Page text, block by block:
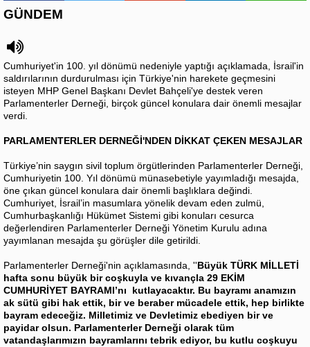
GÜNDEM
Cumhuriyet'in 100. yıl dönümü nedeniyle yaptığı açıklamada, İsrail'in
saldırılarının durdurulması için Türkiye'nin harekete geçmesini
isteyen MHP Genel Başkanı Devlet Bahçeli'ye destek veren
Parlamenterler Derneği, birçok güncel konulara dair önemli mesajlar
verdi.
PARLAMENTERLER DERNEĞİ'NDEN DİKKAT ÇEKEN MESAJLAR
Türkiye’nin saygın sivil toplum örgütlerinden Parlamenterler Derneği,
Cumhuriyetin 100. Yıl dönümü münasebetiyle yayımladığı mesajda,
öne çıkan güncel konulara dair önemli başlıklara değindi.
Cumhuriyet, İsrail’in masumlara yönelik devam eden zulmü,
Cumhurbaşkanlığı Hükümet Sistemi gibi konuları cesurca
değerlendiren Parlamenterler Derneği Yönetim Kurulu adına
yayımlanan mesajda şu görüşler dile getirildi.
Parlamenterler Derneği'nin açıklamasında, ''Büyük TÜRK MİLLETİ
hafta sonu büyük bir coşkuyla ve kıvançla 29 EKİM
CUMHURİYET BAYRAMI’nı kutlayacaktır. Bu bayramı anamızın
ak sütü gibi hak ettik, bir ve beraber mücadele ettik, hep birlikte
bayram edeceğiz. Milletimiz ve Devletimiz ebediyen bir ve
payidar olsun. Parlamenterler Derneği olarak tüm
vatandaşlarımızın bayramlarını tebrik ediyor, bu kutlu coşkuyu